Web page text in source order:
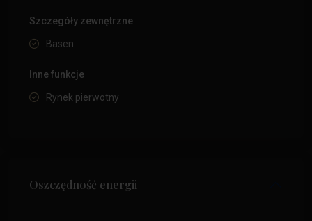
Szczegóły zewnętrzne
Basen
Inne funkcje
Rynek pierwotny
Oszczędność energii